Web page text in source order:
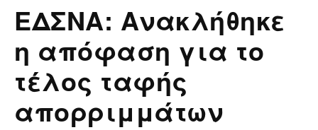
ΕΔΣΝΑ: Ανακλήθηκε
η απόφαση για το
τέλος ταφής
απορριμμάτων